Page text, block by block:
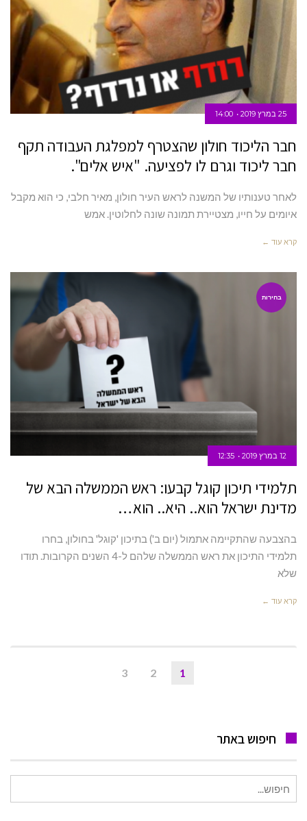
25 במרץ 2019 14:00
חבר הליכוד חולון שהצטרף למפלגת העבודה תקף
חבר ליכוד וגרם לו לפציעה. "איש אלים".
לאחר טענותיו של המשנה לראש העיר חולון, מאיר חלבי, כי הוא מקבל
איומים על חייו, מצטיירת תמונה שונה לחלוטין. אמש
קרא עוד ←
בחירות
12 במרץ 2019 12:35
תלמידי תיכון קוגל קבעו: ראש הממשלה הבא של
מדינת ישראל הוא.. היא.. הוא…
בהצבעה שהתקיימה אתמול (יום ב') בתיכון 'קוגל' בחולון, בחרו
תלמידי התיכון את ראש הממשלה שלהם ל-4 השנים הקרובות. תודו
שלא
קרא עוד ←
1
2
3
חיפוש באתר
עבור: